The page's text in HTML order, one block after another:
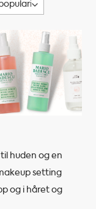
huden og en
setting
og i håret og